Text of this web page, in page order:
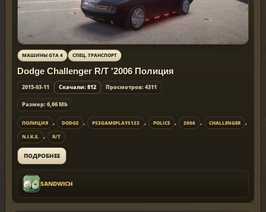
МАШИНЫ GTA 4 СПЕЦ. ТРАНСПОРТ
Dodge Challenger R/T '2006 Полиция
2015-03-11 Скачали: 812 Просмотров: 4311
Размер: 6,66 Mb
ПОЛИЦИЯ , DODGE , PS3GAMEPLAYS123 , POLICE , 2006 , CHALLENGER ,
N.I.K.E. , R/T
ПОДРОБНЕЕ
SANDWICH